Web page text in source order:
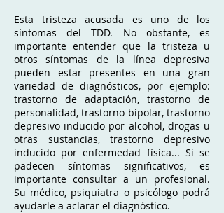
Esta tristeza acusada es uno de los
síntomas del TDD. No obstante, es
importante entender que la tristeza u
otros síntomas de la línea depresiva
pueden estar presentes en una gran
variedad de diagnósticos, por ejemplo:
trastorno de adaptación, trastorno de
personalidad, trastorno bipolar, trastorno
depresivo inducido por alcohol, drogas u
otras sustancias, trastorno depresivo
inducido por enfermedad física... Si se
padecen síntomas significativos, es
importante consultar a un profesional.
Su médico, psiquiatra o psicólogo podrá
ayudarle a aclarar el diagnóstico.